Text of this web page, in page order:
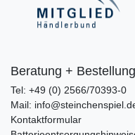
Beratung + Bestellung
Tel: +49 (0) 2566/70393-0
Mail:
Kontaktformular